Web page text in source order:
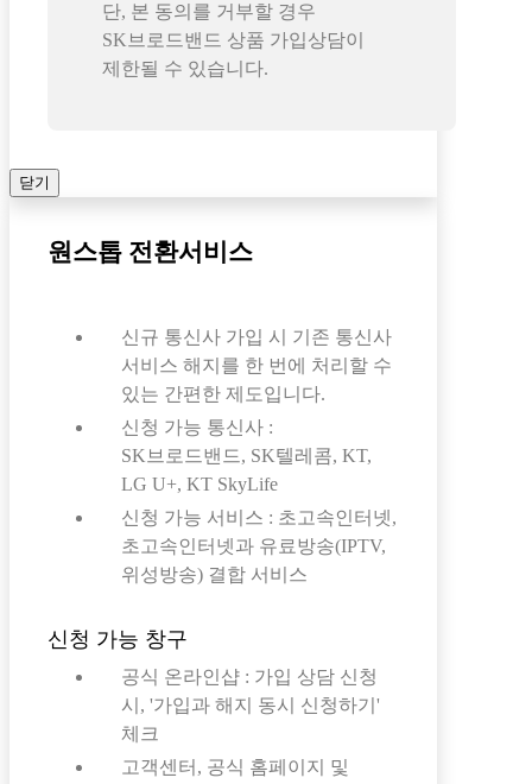
단, 본 동의를 거부할 경우
SK브로드밴드 상품 가입상담이
제한될 수 있습니다.
닫기
원스톱 전환서비스
신규 통신사 가입 시 기존 통신사
서비스 해지를 한 번에 처리할 수
있는 간편한 제도입니다.
신청 가능 통신사 :
SK브로드밴드, SK텔레콤, KT,
LG U+, KT SkyLife
신청 가능 서비스 : 초고속인터넷,
초고속인터넷과 유료방송(IPTV,
위성방송) 결합 서비스
신청 가능 창구
공식 온라인샵 : 가입 상담 신청
시, '가입과 해지 동시 신청하기'
체크
고객센터, 공식 홈페이지 및